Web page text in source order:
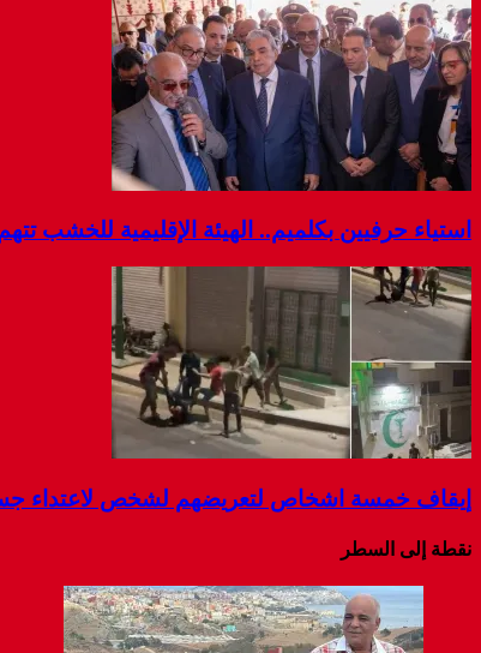
استياء حرفيين بكلميم.. الهيئة الإقليمية للخشب
إيقاف خمسة اشخاص لتعريضهم لشخص لاعتداء
نقطة إلى السطر